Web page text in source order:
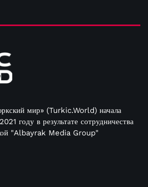
мир» (Turkic.World) начала
году в результате сотрудничества
"Albayrak Media Group"